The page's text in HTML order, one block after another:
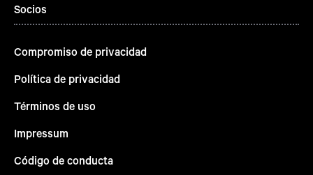
Socios
Compromiso de privacidad
Política de privacidad
Términos de uso
Impressum
Código de conducta